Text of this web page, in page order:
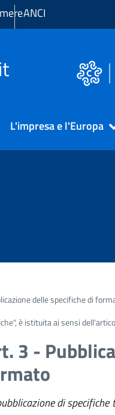
ANCI
L'impresa e l'Europa
delle specifiche di
è istituita ai sensi
3 -
di